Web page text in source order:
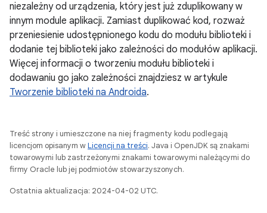
niezależny od urządzenia, który jest już zduplikowany w
innym module aplikacji. Zamiast duplikować kod, rozważ
przeniesienie udostępnionego kodu do modułu biblioteki i
dodanie tej biblioteki jako zależności do modułów aplikacji.
Więcej informacji o tworzeniu modułu biblioteki i
dodawaniu go jako zależności znajdziesz w artykule
Tworzenie biblioteki na Androida.
Treść strony i umieszczone na niej fragmenty kodu podlegają
licencjom opisanym wLicencji na treści. Java i OpenJDK są znakami
towarowymi lub zastrzeżonymi znakami towarowymi należącymi do
firmy Oracle lub jej podmiotów stowarzyszonych.
Ostatnia aktualizacja: 2024-04-02 UTC.